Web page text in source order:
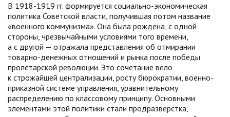
В 1918-1919 гг. формируется социально-экономическая
политика Советской власти, получившая потом название
«военного коммунизма». Она была рождена, с одной
стороны, чрезвычайными условиями того времени,
а с другой — отражала представления об отмирании
товарно-денежных отношений и рынка после победы
пролетарской революции. Это сочетание вело
к строжайшей централизации, росту бюрократии, военно-
приказной системе управления, уравнительному
распределению по классовому принципу. Основными
элементами этой политики стали продразверстка,